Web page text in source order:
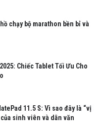
chạy bộ marathon bền bỉ và
Chiếc Tablet Tối Ưu Cho
11.5 S: Vì sao đây là “vị
sinh viên và dân văn